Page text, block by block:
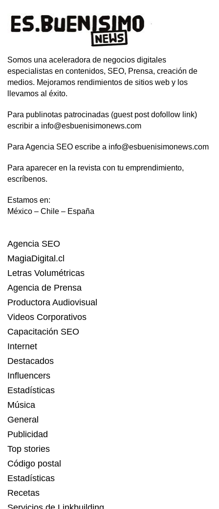
Somos una aceleradora de negocios digitales
especialistas en contenidos, SEO, Prensa, creación de
medios. Mejoramos rendimientos de sitios web y los
llevamos al éxito.
Para publinotas patrocinadas (guest post dofollow link)
escribir a info@esbuenisimonews.com
Para Agencia SEO escribe a info@esbuenisimonews.com
Para aparecer en la revista con tu emprendimiento,
escríbenos.
Estamos en:
México – Chile – España
Agencia SEO
MagiaDigital.cl
Letras Volumétricas
Agencia de Prensa
Productora Audiovisual
Videos Corporativos
Capacitación SEO
Internet
Destacados
Influencers
Estadísticas
Música
General
Publicidad
Top stories
Código postal
Estadísticas
Recetas